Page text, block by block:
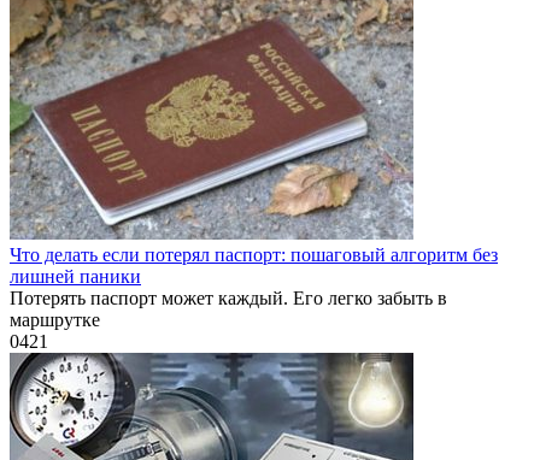
Что делать если потерял паспорт: пошаговый алгоритм без
лишней паники
Потерять паспорт может каждый. Его легко забыть в
маршрутке
0421